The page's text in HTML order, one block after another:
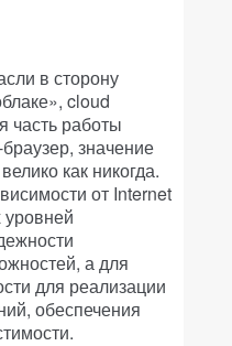
в сторону
cloud
часть работы
значение
как никогда.
от Internet
уровней
а для
для реализации
обеспечения